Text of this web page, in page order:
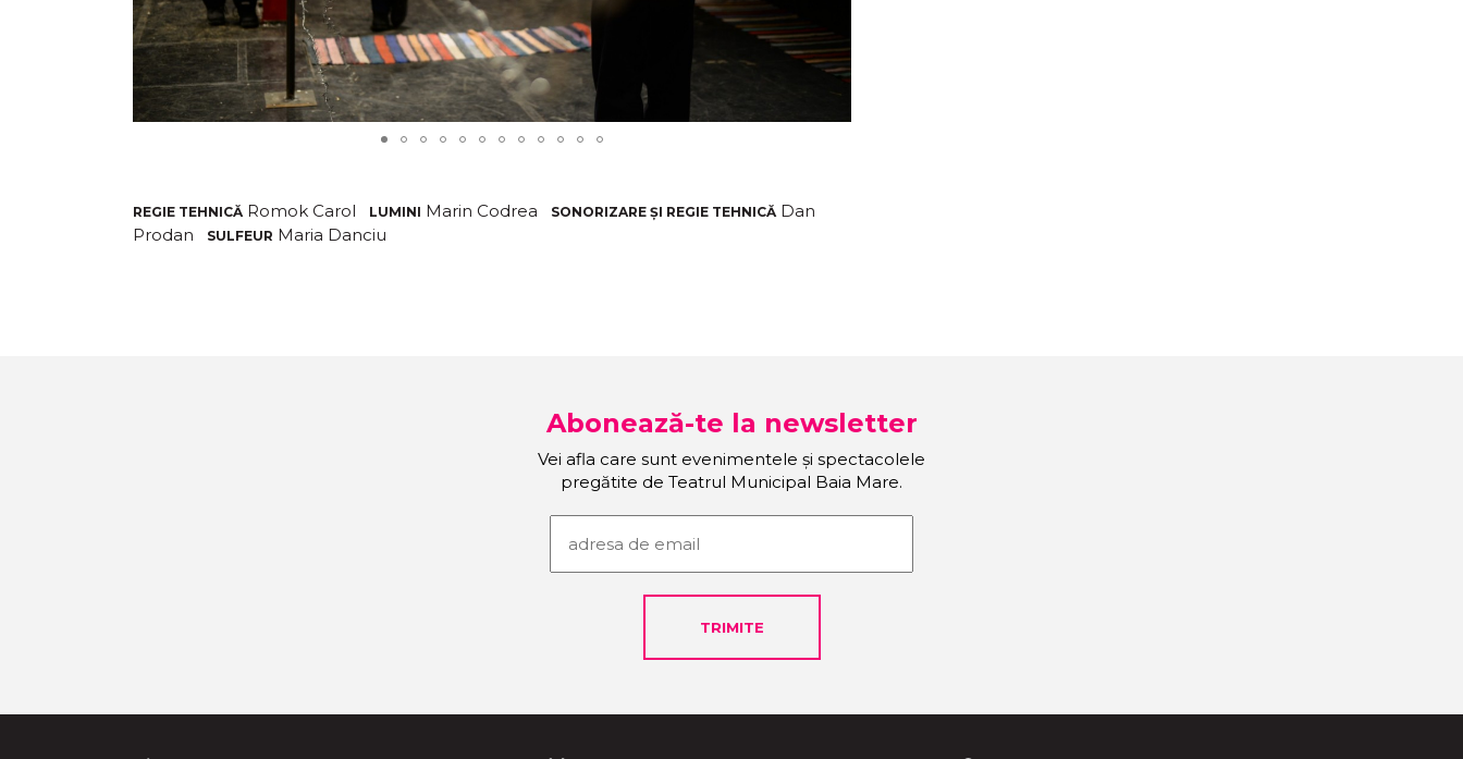
REGIE TEHNICĂ Romok Carol LUMINI Marin Codrea SONORIZARE ȘI REGIE TEHNICĂ Dan
Prodan
SULFEUR Maria Danciu
Abonează-te la newsletter
Vei afla care sunt evenimentele și spectacolele
pregătite de Teatrul Municipal Baia Mare.